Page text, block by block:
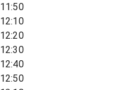
11:50
12:10
12:20
12:30
12:40
12:50